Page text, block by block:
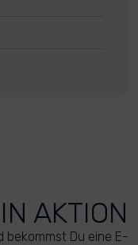
AKTION
bekommst Du eine E-